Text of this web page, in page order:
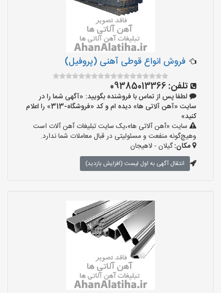
فروش انواع قوطی آهنی (پروفیل)
تلفن: 09385013366
لطفا پس از تماس با فروشنده بگویید: «آگهی شما را در
سایت «آهن آلاتی ها» دیده ام و کد «فروشگاه-313» را اعلام
کنید»
سایت «آهن آلاتی ها»،یک سایت تبلیغات آهن آلات است
وهیچ‌گونه منفعت و مسئولیتی در قبال معاملات شما ندارد.
مکان:گیلان - لاهیجان
انتقال آگهی به اول لیست (افزایش بازدید)